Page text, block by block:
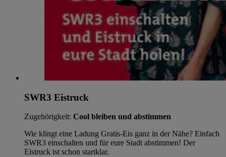
SWR3 Eistruck
Zugehörigkeit: Cool bleiben und abstimmen
Wie klingt eine Ladung Gratis-Eis ganz in der Nähe? Einfach
SWR3 einschalten und für eure Stadt abstimmen! Der
Eistruck ist schon startklar.